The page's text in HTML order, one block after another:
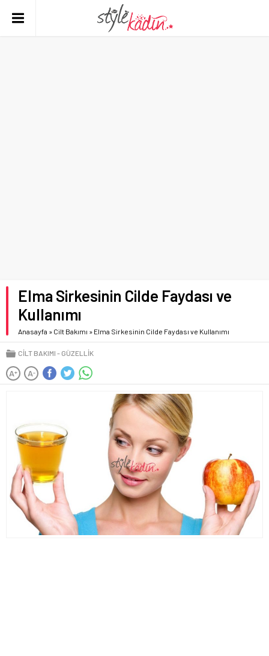
Elma Sirkesinin Cilde Faydası ve
Kullanımı
Anasayfa » Cilt Bakımı » Elma Sirkesinin Cilde Faydası ve Kullanımı
CILT BAKIMI GÜZELLIK
A+ A-